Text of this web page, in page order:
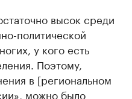
высок среди
политической
у кого есть
Поэтому,
в [региональном
можно было